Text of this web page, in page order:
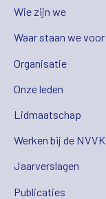
Wie zijn we
Waar staan we voor
Organisatie
Onze leden
Lidmaatschap
Werken bij de NVVK
Jaarverslagen
Publicaties